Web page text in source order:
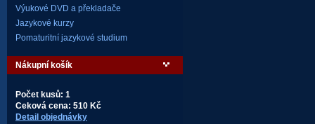
Výukové DVD a překladače
Jazykové kurzy
Pomaturitní jazykové studium
Nákupní košík
Počet kusů: 1
Ceková cena: 510 Kč
Detail objednávky